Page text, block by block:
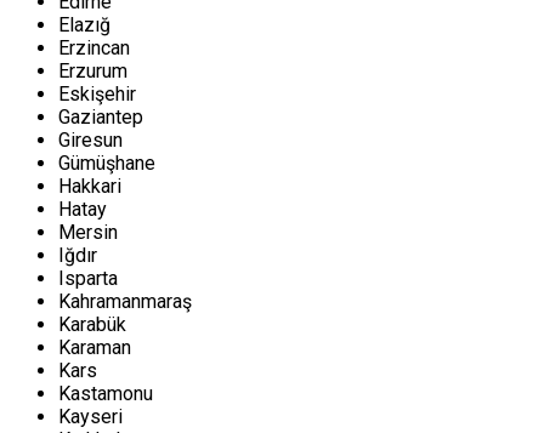
Elazığ
Erzincan
Erzurum
Eskişehir
Gaziantep
Giresun
Gümüşhane
Hakkari
Hatay
Mersin
Iğdır
Isparta
Kahramanmaraş
Karabük
Karaman
Kars
Kastamonu
Kayseri